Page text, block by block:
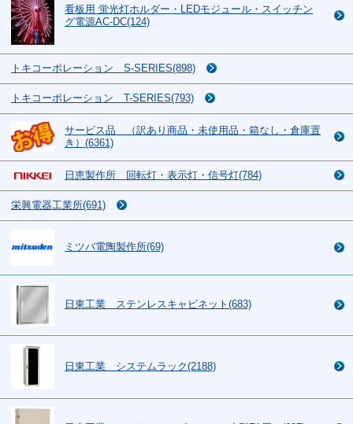
看板用 蛍光灯ホルダー・LEDモジュール・スイッチン
グ電源AC-DC(124)
トキコーポレーション S-SERIES(898)
トキコーポレーション T-SERIES(793)
サービス品 （訳あり商品・未使用品・箱なし・倉庫置
き）(6361)
日恵製作所 回転灯・表示灯・信号灯(784)
栄興電器工業所(691)
ミツバ電陶製作所(69)
日東工業 ステンレスキャビネット(683)
日東工業 システムラック(2188)